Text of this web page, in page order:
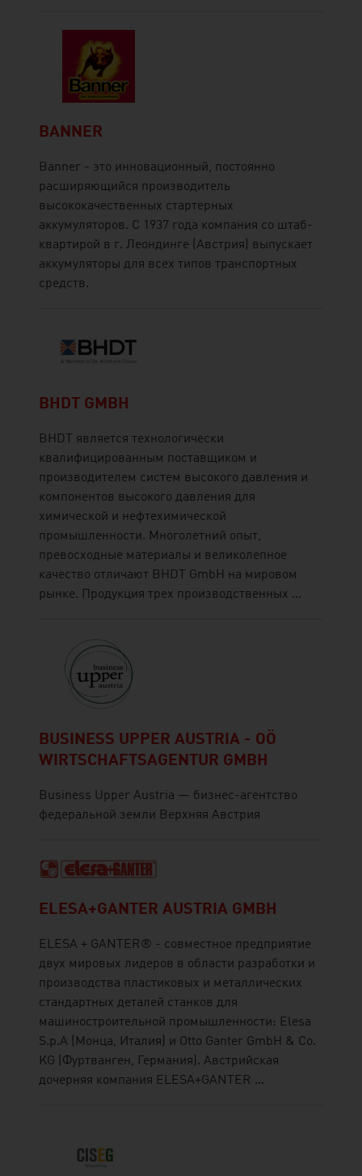
BANNER
Banner - это инновационный, постоянно
расширяющийся производитель
высококачественных стартерных
аккумуляторов. С 1937 года компания со штаб-
квартирой в г. Леондинге (Австрия) выпускает
аккумуляторы для всех типов транспортных
средств.
BHDT GMBH
BHDT является технологически
квалифицированным поставщиком и
производителем систем высокого давления и
компонентов высокого давления для
химической и нефтехимической
промышленности. Многолетний опыт,
превосходные материалы и великолепное
качество отличают BHDT GmbH на мировом
рынке. Продукция трех производственных ...
BUSINESS UPPER AUSTRIA - OÖ
WIRTSCHAFTSAGENTUR GMBH
Business Upper Austria — бизнес-агентство
федеральной земли Верхняя Австрия
ELESA+GANTER AUSTRIA GMBH
ELESA + GANTER® - совместное предприятие
двух мировых лидеров в области разработки и
производства пластиковых и металлических
стандартных деталей станков для
машиностроительной промышленности: Elesa
S.p.A (Монца, Италия) и Otto Ganter GmbH & Co.
KG (Фуртванген, Германия). Австрийская
дочерняя компания ELESA+GANTER ...